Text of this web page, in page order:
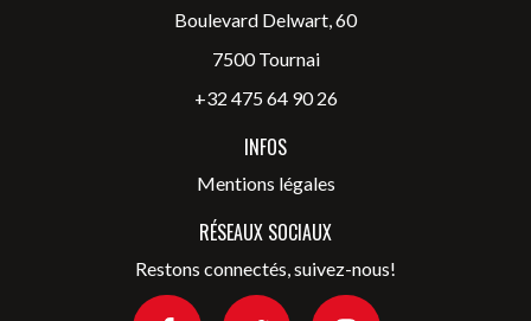
Boulevard Delwart, 60
7500 Tournai
+32 475 64 90 26
INFOS
Mentions légales
RÉSEAUX SOCIAUX
Restons connectés, suivez-nous!